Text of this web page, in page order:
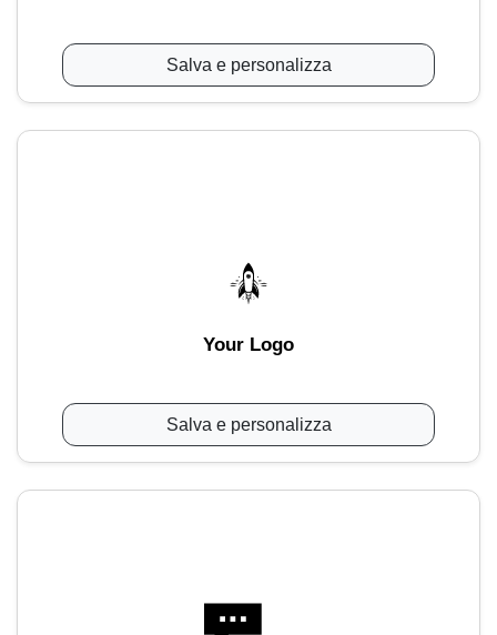
Salva e personalizza
Your Logo
Salva e personalizza